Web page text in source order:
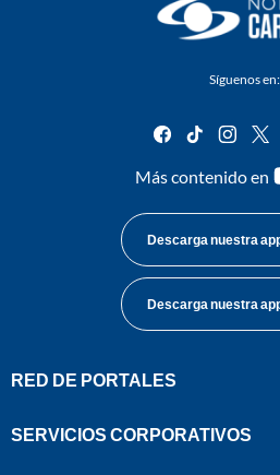
Síguenos en:
facebook
tiktok
Más contenido en
Descarga nuestra
Descarga nuestra
RED DE PORTALES
SERVICIOS CORPORATIVOS